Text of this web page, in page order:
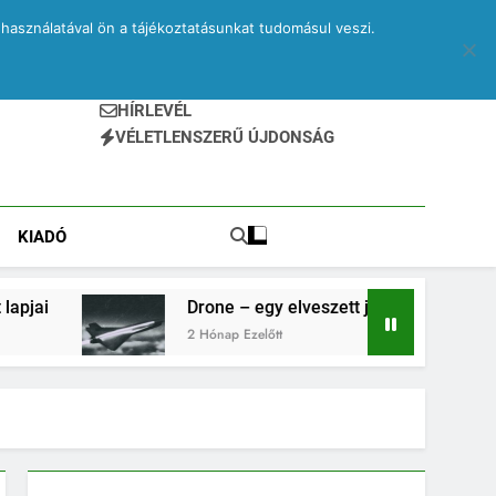
HÍRLEVÉL
VÉLETLENSZERŰ ÚJDONSÁG
KIADÓ
Drone – egy elveszett jegyzetfüzet kitépett lapjai
2 Hónap Ezelőtt
ön a tájékoztatásunkat tudomásul veszi.